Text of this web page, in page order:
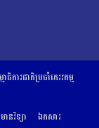
ារជាតិប្រចាំភេរវកម្ម
នវិទ្យា ឯកសារ